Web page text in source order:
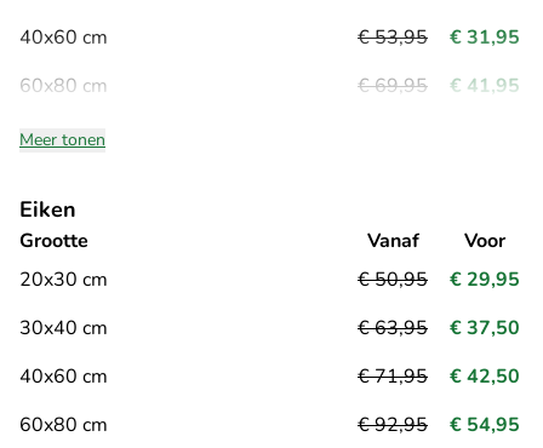
40x60 cm
60x80 cm
€ 53,95
€ 69,95
€ 31,95
€ 41,95
Meer tonen
Eiken
Grootte
20x30 cm
30x40 cm
40x60 cm
60x80 cm
Vanaf
€ 50,95
€ 63,95
€ 71,95
€ 92,95
Voor
€ 29,95
€ 37,50
€ 42,50
€ 54,95